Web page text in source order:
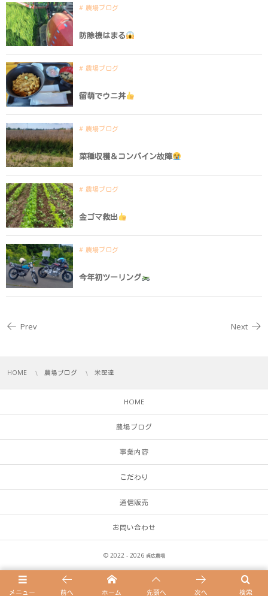
農場ブログ
防除機はまる
農場ブログ
留萌でウニ丼
農場ブログ
菜種収穫＆コンバイン故障
農場ブログ
金ゴマ救出
農場ブログ
今年初ツーリング
Prev Next
HOME 農場ブログ 米配達
HOME
農場ブログ
事業内容
こだわり
通信販売
お問い合わせ
© 2022 - 2026 貞広農場
メニュー 検索
前へ ホーム 先頭へ 次へ